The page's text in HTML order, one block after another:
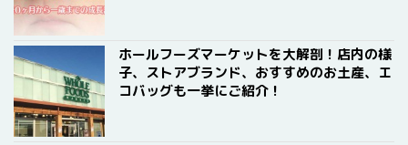
ホールフーズマーケットを大解剖！店内の様
子、ストアブランド、おすすめのお土産、エ
コバッグも一挙にご紹介！